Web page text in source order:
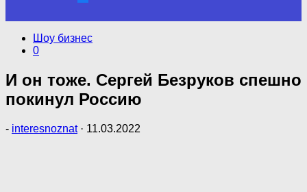
Шоу бизнес
0
И он тоже. Сергей Безруков спешно
покинул Россию
- interesnoznat · 11.03.2022